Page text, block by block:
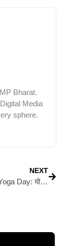
Bharat.
Media
sphere.
NEXT
International Yoga Day: योग से स्वस्थ जीवन का संदेश, दयानंद कॉलेज एवं अस्पताल में धूमधाम से मनाया गया 12वां अंतरराष्ट्रीय योग दिवस